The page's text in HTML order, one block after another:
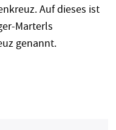
Auf dieses ist
Marterls
genannt.